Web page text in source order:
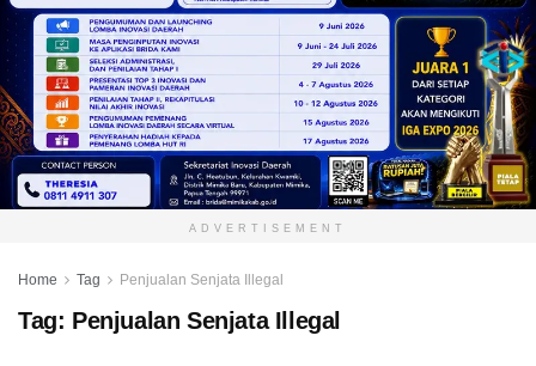
ADVERTISEMENT
Home Tag Penjualan Senjata Illegal
Tag: Penjualan Senjata Illegal